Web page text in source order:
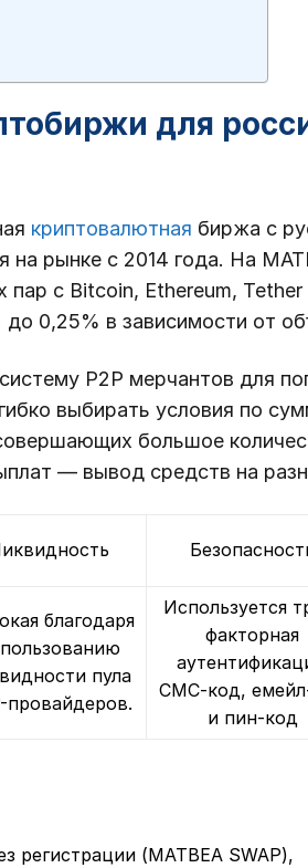
для
криптовалютная биржа с
рынке с 2014 года. На
пар с Bitcoin, Ethereum,
до 0,25% в зависимости от
P2P мерчантов для
выбирать условия по
большое
— вывод средств на
благодаря
пула
провайдеров.
Используется
факторная
СМС-код,
и пин-код
регистрации (MATBEA SWAP),